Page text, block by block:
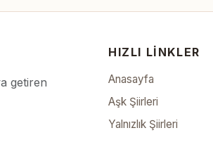
getiren
HIZLI LINKLER
Anasayfa
Aşk Şiirleri
Yalnızlık Şiirleri